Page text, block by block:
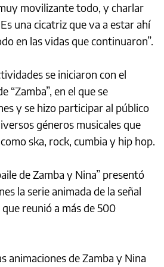
movilizante todo, y charlar
una cicatriz que va a estar ahí
en las vidas que continuaron”.
se iniciaron con el
“Zamba”, en el que se
y se hizo participar al público
géneros musicales que
ska, rock, cumbia y hip hop.
de Zamba y Nina” presentó
la serie animada de la señal
reunió a más de 500
animaciones de Zamba y Nina